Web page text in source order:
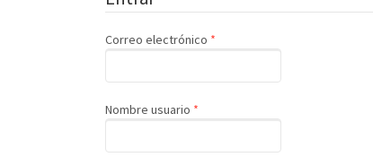
Correo electrónico *
Nombre usuario *